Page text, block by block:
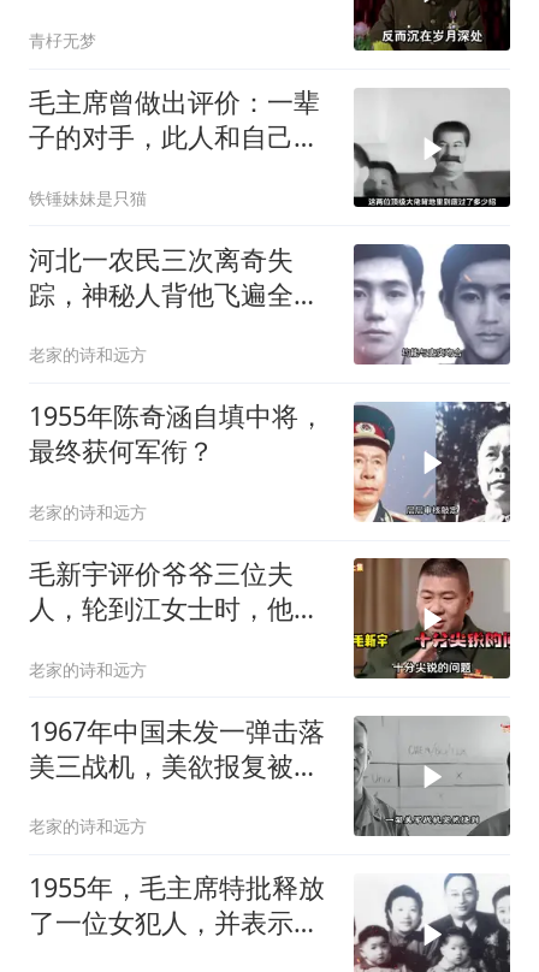
青杍无梦
毛主席曾做出评价：一辈
子的对手，此人和自己较
铁锤妹妹是只猫
河北一农民三次离奇失
踪，神秘人背他飞遍全中
老家的诗和远方
1955年陈奇涵自填中将，
最终获何军衔？
老家的诗和远方
毛新宇评价爷爷三位夫
人，轮到江女士时，他的
老家的诗和远方
1967年中国未发一弹击落
美三战机，美欲报复被毛
老家的诗和远方
1955年，毛主席特批释放
了一位女犯人，并表示她